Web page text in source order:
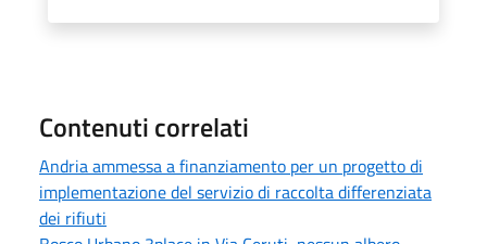
Contenuti correlati
Andria ammessa a finanziamento per un progetto di
implementazione del servizio di raccolta differenziata
dei rifiuti